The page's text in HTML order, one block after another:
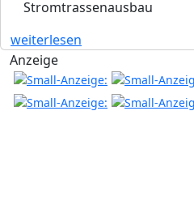
Stromtrassenausbau
weiterlesen
Anzeige